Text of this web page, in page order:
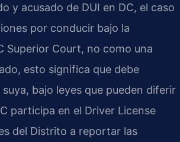
y acusado de DUI en DC, el caso
por conducir bajo la
Superior Court, no como una
esto significa que debe
bajo leyes que pueden diferir
participa en el Driver License
del Distrito a reportar las